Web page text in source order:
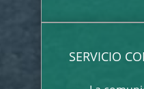
SERVICIO